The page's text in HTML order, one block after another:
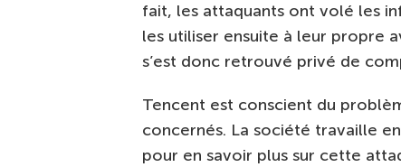
fait, les attaquants ont volé les
les utiliser ensuite à leur propre
s’est donc retrouvé privé de
Tencent est conscient du
concernés. La société travaille
pour en savoir plus sur cette